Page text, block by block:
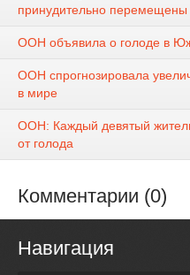
принудительно перемещены
ООН объявила о голоде в
ООН спрогнозировала
в мире
ООН: Каждый девятый
от голода
Комментарии (0)
Навигация